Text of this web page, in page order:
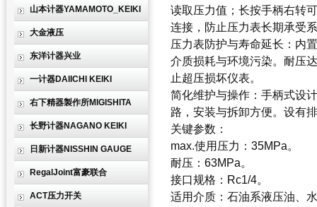
山本计器YAMAMOTO_KEIKI
大金液压
东洋计器兴业
一计器DAIICHI KEIKI
右下精器製作所MIGISHITA
长野计器NAGANO KEIKI
日新计器NISSHIN GAUGE
RegalJoint富豪联合
ACT压力开关
读取压力值；长按手柄右转
连接，防止压力表长期承受
压力表防护与寿命延长 ：内
介质损耗与环境污染。耐压
止超压损坏仪表。
简化维护与操作 ：手柄式设
路，安装与拆卸方便。设有
关键参数 ：
max.使用压力 ：35MPa。
耐压 ：63MPa。
接口规格 ：Rc1/4。
适用介质 ：石油系液压油、